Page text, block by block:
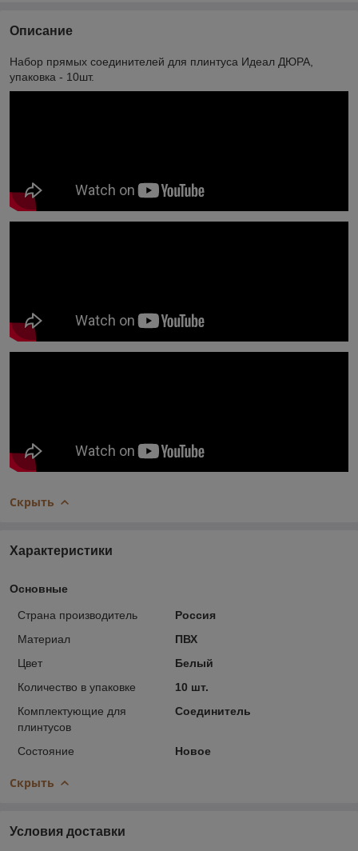
Описание
Набор прямых соединителей для плинтуса Идеал ДЮРА,
упаковка - 10шт.
Скрыть
Характеристики
Основные
Страна производитель
Россия
Материал
ПВХ
Цвет
Белый
Количество в упаковке
10 шт.
Комплектующие для
плинтусов
Соединитель
Состояние Новое
Скрыть
Условия доставки